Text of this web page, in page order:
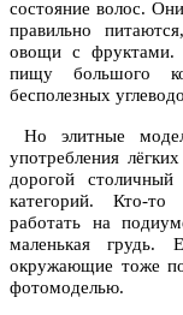
состояние волос.
правильно
овощи с фруктами.
пищу большого
бесполезных
Но элитные
употребления
дорогой столичный
категорий. Кто-
работать на
маленькая грудь.
окружающие тоже
фотомоделью.